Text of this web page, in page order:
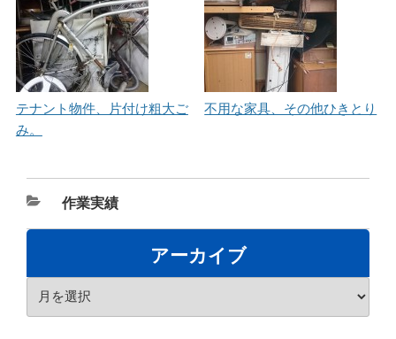
テナント物件、片付け粗大ご
み。
不用な家具、その他ひきとり
カ
テ
ー
作業実績
アーカイブ